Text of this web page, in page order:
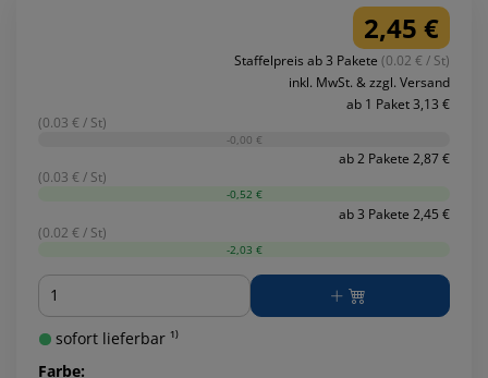
2,45 €
Staffelpreis ab 3 Pakete (0.02 € / St)
inkl. MwSt. & zzgl. Versand
ab 1 Paket 3,13 €
(0.03 € / St)
-0,00 €
ab 2 Pakete 2,87 €
(0.03 € / St)
-0,52 €
ab 3 Pakete 2,45 €
(0.02 € / St)
-2,03 €
Menge
sofort lieferbar ¹⁾
Farbe: